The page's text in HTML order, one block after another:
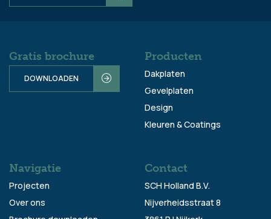
Gratis brochure
DOWNLOADEN
Producten
Dakplaten
Gevelplaten
Design
Kleuren & Coatings
Navigatie
Projecten
Over ons
Contact
SCH Holland B.V.
Nijverheidsstraat 8